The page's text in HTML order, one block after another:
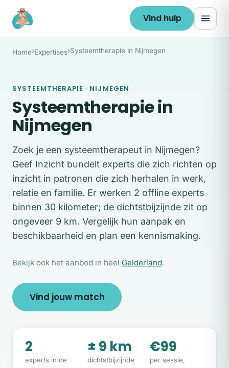
Ga naar de inhoud
Vind hulp
Home›Expertises›Systeemtherapie in Nijmegen
SYSTEEMTHERAPIE · NIJMEGEN
Systeemtherapie in
Nijmegen
Zoek je een systeemtherapeut in Nijmegen?
Geef Inzicht bundelt experts die zich richten op
inzicht in patronen die zich herhalen in werk,
relatie en familie. Er werken 2 offline experts
binnen 30 kilometer; de dichtstbijzijnde zit op
ongeveer 9 km. Vergelijk hun aanpak en
beschikbaarheid en plan een kennismaking.
Bekijk ook het aanbod in heel Gelderland.
Vind jouw match
2
experts in de
± 9 km
dichtstbijzijnde
€99
per sessie,